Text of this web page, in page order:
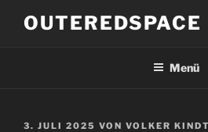
InhaltOUTEREDSPACE
Menü
VERÖFFENTLICHT
3. JULI 2025 VON VOLKER KINDT